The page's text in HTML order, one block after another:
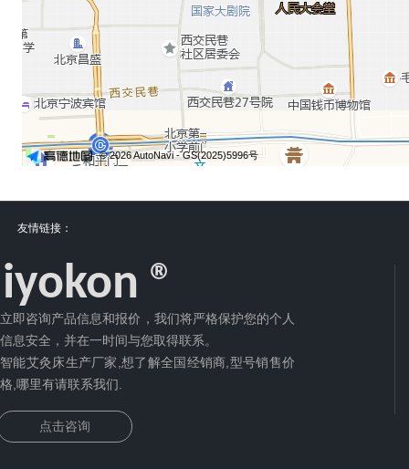
立即咨询产品信息和报价，我们将严格保护您的个人
信息安全，并在一时间与您取得联系。
智能艾灸床生产厂家,想了解全国经销商,型号销售价
格,哪里有请联系我们.
点击咨询
iyokon ®
友情链接：